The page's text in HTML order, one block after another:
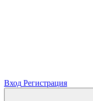
Вход Регистрация